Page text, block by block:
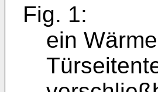
Fig. 1:
ein